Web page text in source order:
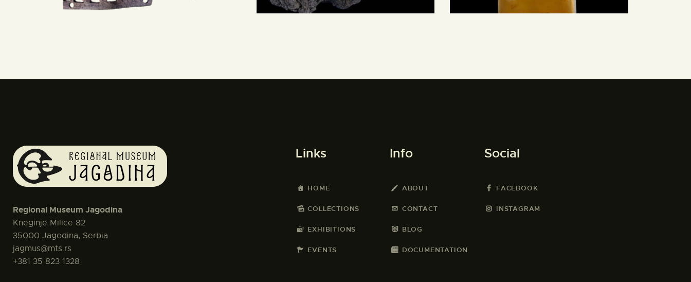
Regional Museum Jagodina
Kneginje Milice 82
35000 Jagodina, Serbia
jagmus@mts.rs
+381 35 823 1328
Links
HOME
COLLECTIONS
EXHIBITIONS
EVENTS
Info
ABOUT
CONTACT
BLOG
DOCUMENTATION
Social
FACEBOOK
INSTAGRAM